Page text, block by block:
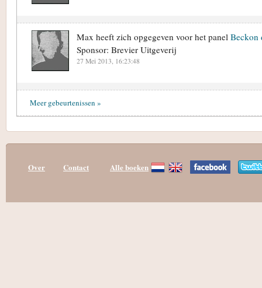
Max heeft zich opgegeven voor het panel Beckon
Sponsor: Brevier Uitgeverij
27 Mei 2013, 16:23:48
Meer gebeurtenissen »
Over Contact Alle boeken